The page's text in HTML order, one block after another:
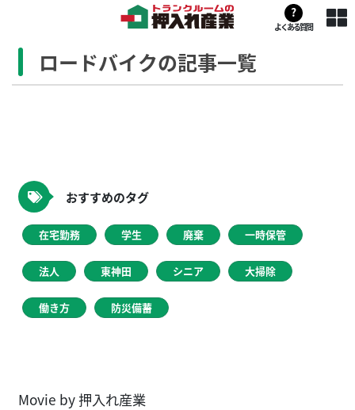
?
よくある質問
ロードバイクの記事一覧
おすすめのタグ
在宅勤務 学生 廃棄 一時保管
法人 東神田 シニア 大掃除
働き方 防災備蓄
Movie by 押入れ産業